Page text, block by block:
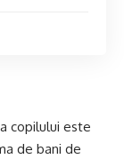
copilului este
de bani de